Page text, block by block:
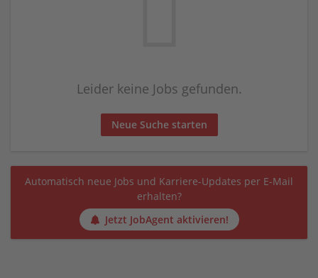
Leider keine Jobs gefunden.
Neue Suche starten
Automatisch neue Jobs und Karriere-Updates per E-Mail
erhalten?
Jetzt JobAgent aktivieren!